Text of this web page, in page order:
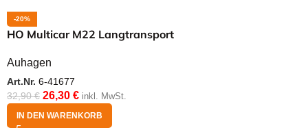
-20%
HO Multicar M22 Langtransport
Auhagen
Art.Nr. 6-41677
32,90€ 26,30 € inkl. MwSt.
IN DEN WARENKORB